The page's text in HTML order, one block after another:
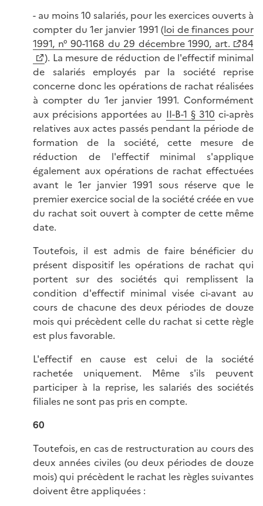
- au moins 10 salariés, pour les exercices ouverts à
compter du 1er janvier 1991 (loi de finances pour
1991, n° 90-1168 du 29 décembre 1990, art.
84
). La mesure de réduction de l'effectif minimal
de salariés employés par la société reprise
concerne donc les opérations de rachat réalisées
à compter du 1er janvier 1991. Conformément
aux précisions apportées au II-B-1 § 310 ci-après
relatives aux actes passés pendant la période de
formation de la société, cette mesure de
réduction de l'effectif minimal s'applique
également aux opérations de rachat effectuées
avant le 1er janvier 1991 sous réserve que le
premier exercice social de la société créée en vue
du rachat soit ouvert à compter de cette même
date.
Toutefois, il est admis de faire bénéficier du
présent dispositif les opérations de rachat qui
portent sur des sociétés qui remplissent la
condition d'effectif minimal visée ci-avant au
cours de chacune des deux périodes de douze
mois qui précèdent celle du rachat si cette règle
est plus favorable.
L'effectif en cause est celui de la société
rachetée uniquement. Même s'ils peuvent
participer à la reprise, les salariés des sociétés
filiales ne sont pas pris en compte.
60
Toutefois, en cas de restructuration au cours des
deux années civiles (ou deux périodes de douze
mois) qui précèdent le rachat les règles suivantes
doivent être appliquées :